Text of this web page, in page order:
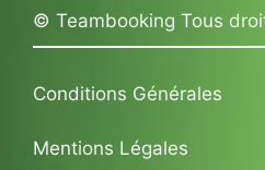
© Teambooking Tous
Conditions Générales
Mentions Légales